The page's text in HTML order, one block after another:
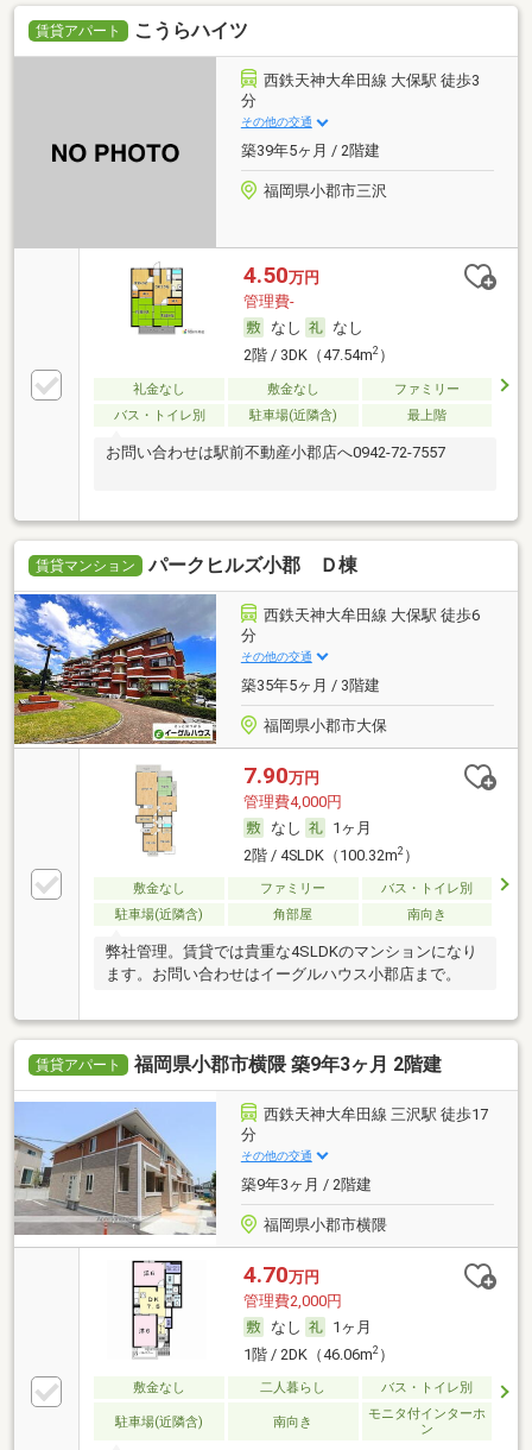
賃貸アパート こうらハイツ
西鉄天神大牟田線 大保駅 徒歩3
分
その他の交通
築39年5ヶ月 / 2階建
福岡県小郡市三沢
4.50万円
管理費-
なし
なし
2階 / 3DK（47.54m2）
礼金なし 敷金なし
ファミリー
バス・トイレ別
駐車場(近隣含) 最上階
お問い合わせは駅前不動産小郡店へ0942-72-7557
賃貸マンション パークヒルズ小郡 Ｄ棟
西鉄天神大牟田線 大保駅 徒歩6
分
その他の交通
築35年5ヶ月 / 3階建
福岡県小郡市大保
7.90万円
管理費4,000円
なし
1ヶ月
2階 / 4SLDK（100.32m2）
敷金なし ファミリー
バス・トイレ別
駐車場(近隣含)
角部屋 南向き
弊社管理。賃貸では貴重な4SLDKのマンションになり
ます。お問い合わせはイーグルハウス小郡店まで。
賃貸アパート 福岡県小郡市横隈 築9年3ヶ月 2階建
西鉄天神大牟田線 三沢駅 徒歩17
分
その他の交通
築9年3ヶ月 / 2階建
福岡県小郡市横隈
4.70万円
管理費2,000円
なし
1ヶ月
1階 / 2DK（46.06m2）
敷金なし 二人暮らし バス・トイレ別
駐車場(近隣含) 南向き
モニタ付インターホ
ン